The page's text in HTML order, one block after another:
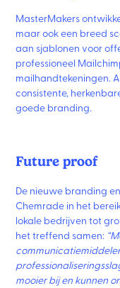
MasterMakers
maar ook een breed
aan sjablonen voor
professioneel
mailhandtekeningen.
consistente,
goede branding.
Future proof
De nieuwe branding
Chemrade in het
lokale bedrijven tot
het treffend samen:
mooier bij en kunnen